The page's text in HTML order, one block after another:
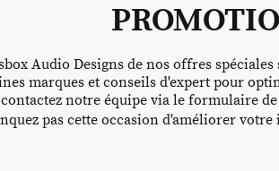
Audio Designs de nos offres
marques et conseils d'expert pour
notre équipe via le formulaire
pas cette occasion d'améliorer